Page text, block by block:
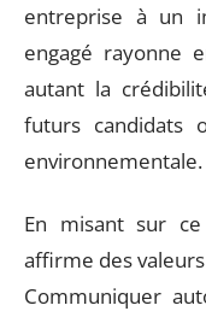
entreprise à un
engagé rayonne
autant la
futurs candidats
environnementale.
En misant sur ce
affirme des
Communiquer